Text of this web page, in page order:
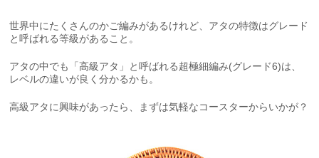
世界中にたくさんのかご編みがあるけれど、アタの特徴はグレード
と呼ばれる等級があること。
アタの中でも「高級アタ」と呼ばれる超極細編み(グレード6)は、
レベルの違いが良く分かるかも。
高級アタに興味があったら、まずは気軽なコースターからいかが？